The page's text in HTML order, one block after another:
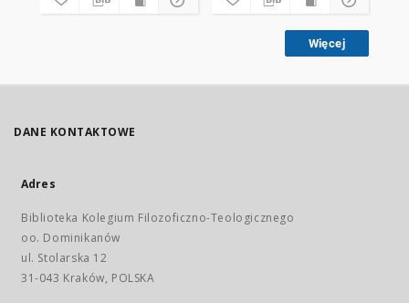
Więcej
DANE KONTAKTOWE
Adres
Biblioteka Kolegium Filozoficzno-Teologicznego
oo. Dominikanów
ul. Stolarska 12
31-043 Kraków, POLSKA